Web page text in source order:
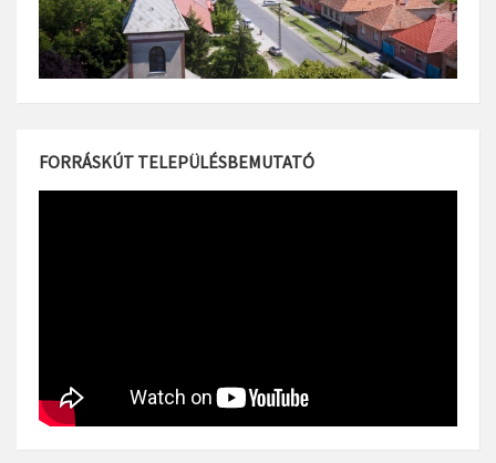
FORRÁSKÚT TELEPÜLÉSBEMUTATÓ